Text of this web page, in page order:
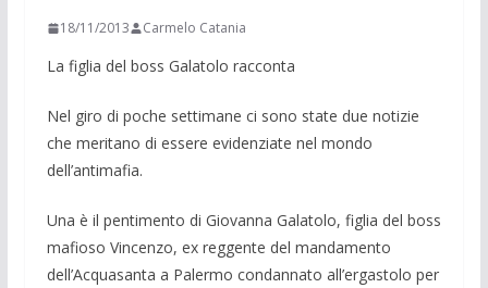
18/11/2013 Carmelo Catania
La figlia del boss Gala­tolo racconta
Nel giro di poche settimane ci sono sta­te due notizie
che meritano di essere evidenziate nel mondo
dell’antimafia.
Una è il pentimento di Giovanna Gala­tolo, figlia del boss
mafioso Vincenzo, ex reggente del mandamento
dell’Acqua­santa a Palermo condannato all’ergastolo per